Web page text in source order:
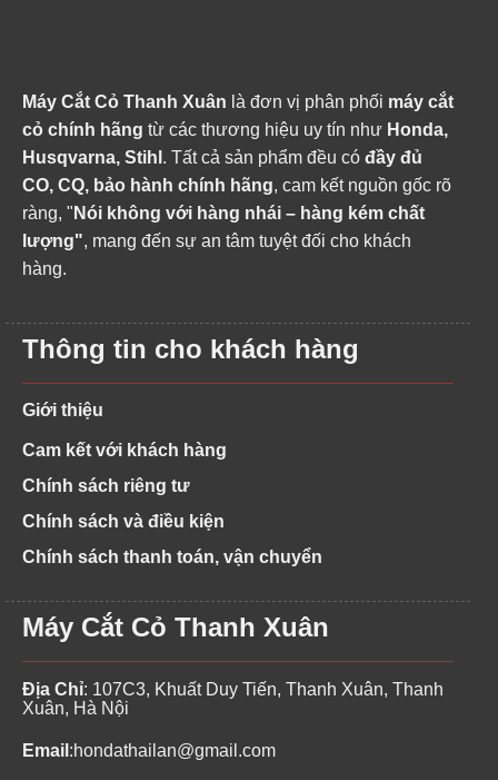
Máy Cắt Cỏ Thanh Xuân là đơn vị phân phối máy cắt
cỏ chính hãng từ các thương hiệu uy tín như Honda,
Husqvarna, Stihl . Tất cả sản phẩm đều có đầy đủ
CO, CQ, bảo hành chính hãng, cam kết nguồn gốc rõ
ràng, " Nói không với hàng nhái – hàng kém chất
lượng", mang đến sự an tâm tuyệt đối cho khách
hàng.
Thông tin cho khách hàng
Giới thiệu
Cam kết với khách hàng
Chính sách riêng tư
Chính sách và điều kiện
Chính sách thanh toán, vận chuyển
Máy Cắt Cỏ Thanh Xuân
Địa Chỉ: 107C3, Khuất Duy Tiến, Thanh Xuân, Thanh
Xuân, Hà Nội
Email :hondathailan@gmail.com